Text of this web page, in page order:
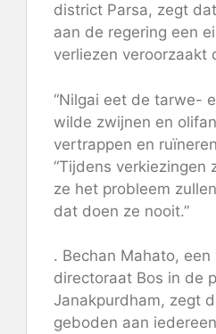
district Parsa, zegt
aan de regering een
verliezen veroorzaakt
“Nilgai eet de tarwe-
wilde zwijnen en
vertrappen en
“Tijdens verkiezingen
ze het probleem
dat doen ze nooit.”
. Bechan Mahato,
directoraat Bos in de
Janakpurdham, zegt
geboden aan